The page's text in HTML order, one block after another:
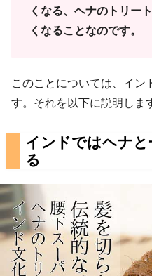
くなる、ヘナのトリー
くなることなのです。
このことについては、イン
す。それを以下に説明しま
インドではヘナ
る